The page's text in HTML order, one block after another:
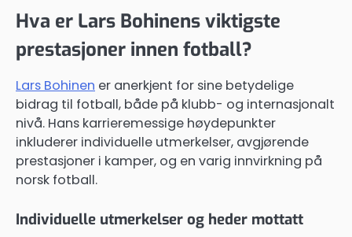
Hva er Lars Bohinens viktigste
prestasjoner innen fotball?
Lars Bohinen er anerkjent for sine betydelige
bidrag til fotball, både på klubb- og internasjonalt
nivå. Hans karrieremessige høydepunkter
inkluderer individuelle utmerkelser, avgjørende
prestasjoner i kamper, og en varig innvirkning på
norsk fotball.
Individuelle utmerkelser og heder mottatt